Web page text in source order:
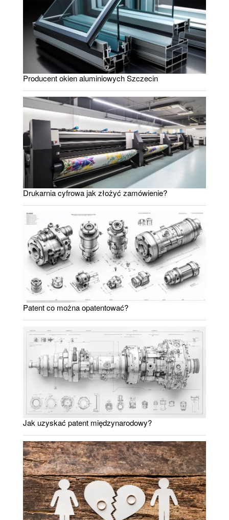
Producent okien aluminiowych Szczecin
Drukarnia cyfrowa jak złożyć zamówienie?
Patent co można opatentować?
Jak uzyskać patent międzynarodowy?